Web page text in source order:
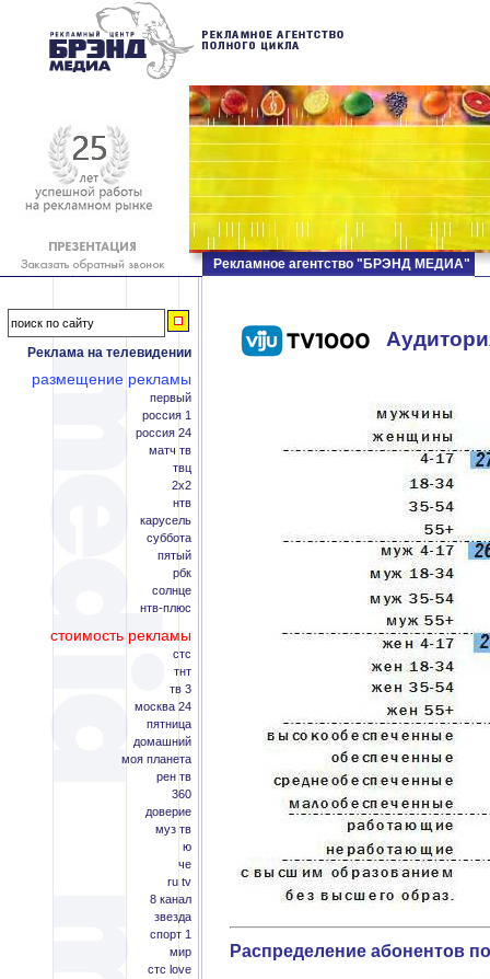
Реклама на телевидении
размещение рекламы
первый
россия 1
россия 24
матч тв
твц
2x2
нтв
карусель
суббота
пятый
рбк
солнце
нтв-плюс
стоимость рекламы
стс
тнт
тв 3
москва 24
пятница
домашний
моя планета
рен тв
360
доверие
муз тв
ю
че
ru tv
8 канал
звезда
спорт 1
мир
стс love
Рекламное агентство "БРЭНД МЕДИА"
Распределение абонентов